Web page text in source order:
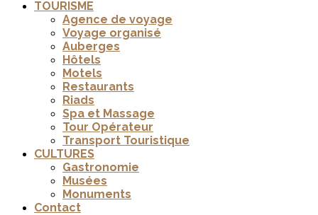
TOURISME
Agence de voyage
Voyage organisé
Auberges
Hôtels
Motels
Restaurants
Riads
Spa et Massage
Tour Opérateur
Transport Touristique
CULTURES
Gastronomie
Musées
Monuments
Contact